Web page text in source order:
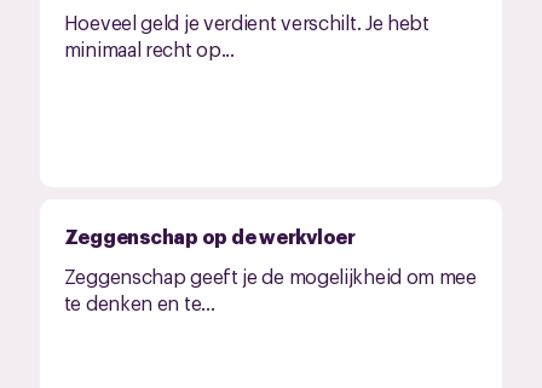
Hoeveel geld je verdient verschilt. Je hebt
minimaal recht op...
Zeggenschap op de werkvloer
Zeggenschap geeft je de mogelijkheid om mee
te denken en te...